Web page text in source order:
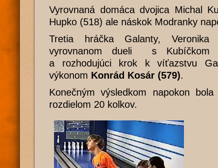
Vyrovnaná domáca dvojica Michal
Hupko (518) ale náskok Modranky
Tretia hráčka Galanty,
vyrovnanom dueli s Kubíčkom
a rozhodujúci krok k víťazstvu
výkonom Konrád Kosár (579).
Konečným výsledkom napokon
rozdielom 20 kolkov.